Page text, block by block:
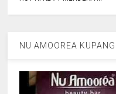
NU AMOOREA KUPANG